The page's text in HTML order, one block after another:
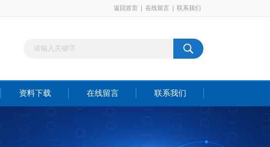
返回首页 在线留言 联系我们
资料下载 在线留言 联系我们